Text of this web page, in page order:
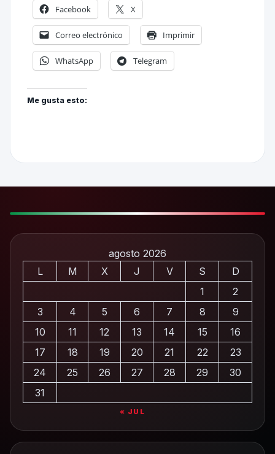
Facebook X
Correo electrónico Imprimir
WhatsApp Telegram
Me gusta esto:
agosto 2026
L
M X J V S
D
1
2
3
4 5 6 7 8
9
10
11 12 13 14 15
16
17
18 19 20 21 22
23
24
25 26 27 28 29
30
31
« JUL